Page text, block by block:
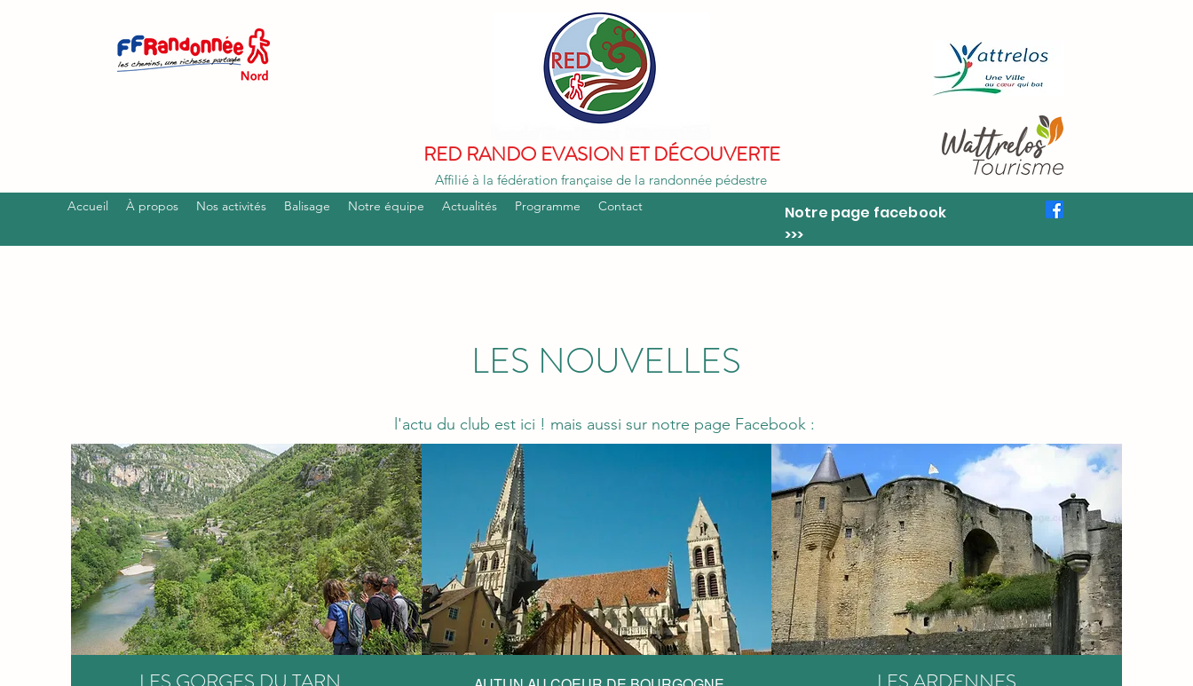
Notre page facebook
>>>
Accueil À propos Nos activités Balisage Notre équipe Actualités Programme Contact
RED RANDO EVASION ET DÉCOUVERTE
Affilié à la fédération française de la randonnée pédestre
LES NOUVELLES
l'actu du club est ici ! mais aussi sur notre page Facebook :